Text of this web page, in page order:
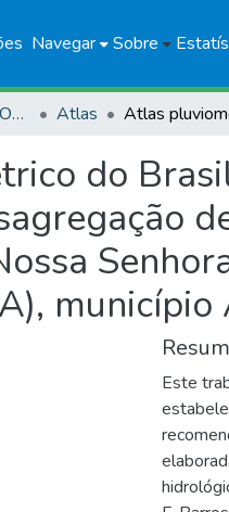
Navegar Sobre
PRODUÇÃO INSTITUCIONAL Atlas
do
município
Este